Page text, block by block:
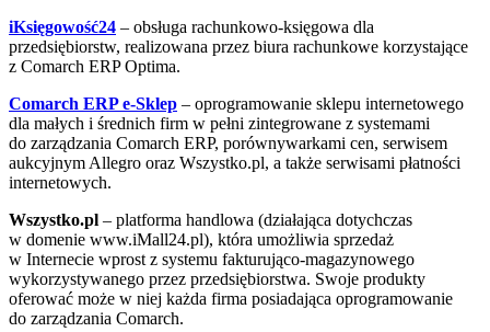
iKsięgowość24 – obsługa rachunkowo-księgowa dla
przedsiębiorstw, realizowana przez biura rachunkowe korzystające
z Comarch ERP Optima.
Comarch ERP e-Sklep – oprogramowanie sklepu internetowego
dla małych i średnich firm w pełni zintegrowane z systemami
do zarządzania Comarch ERP, porównywarkami cen, serwisem
aukcyjnym Allegro oraz Wszystko.pl, a także serwisami płatności
internetowych.
Wszystko.pl – platforma handlowa (działająca dotychczas
w domenie www.iMall24.pl), która umożliwia sprzedaż
w Internecie wprost z systemu fakturująco-magazynowego
wykorzystywanego przez przedsiębiorstwa. Swoje produkty
oferować może w niej każda firma posiadająca oprogramowanie
do zarządzania Comarch.